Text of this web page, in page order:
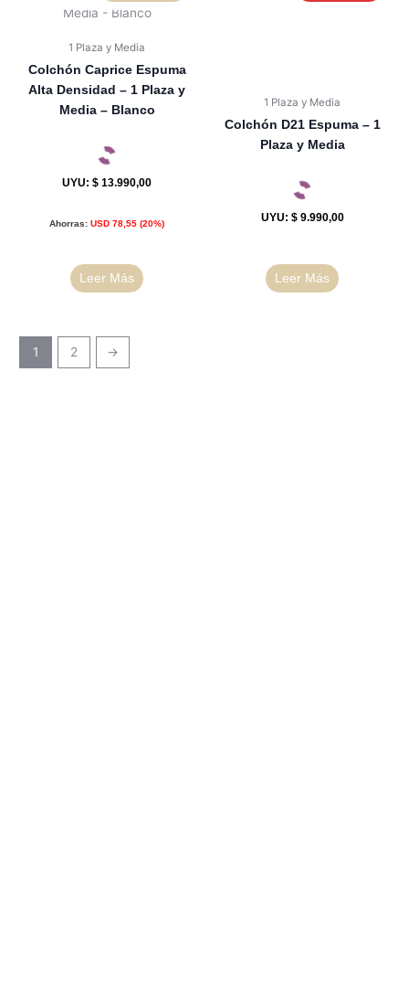
1 Plaza y Media
Colchón Caprice Espuma
Alta Densidad – 1 Plaza y
Media – Blanco
UYU: $ 13.990,00
Ahorras: USD 78,55 (20%)
Leer Más
1 Plaza y Media
Colchón D21 Espuma – 1
Plaza y Media
UYU: $ 9.990,00
Leer Más
1 2 →